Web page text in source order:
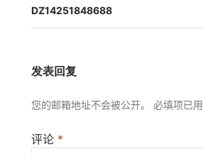
航
DZ14251848688
发表回复
您的邮箱地址不会被公开。 必填项已用
评论 *